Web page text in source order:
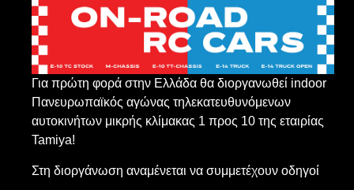
Για πρώτη φορά στην Ελλάδα θα διοργανωθεί indoor
Πανευρωπαϊκός αγώνας τηλεκατευθυνόμενων
αυτοκινήτων μικρής κλίμακας 1 προς 10 της εταιρίας
Tamiya!
Στη διοργάνωση αναμένεται να συμμετέχουν οδηγοί